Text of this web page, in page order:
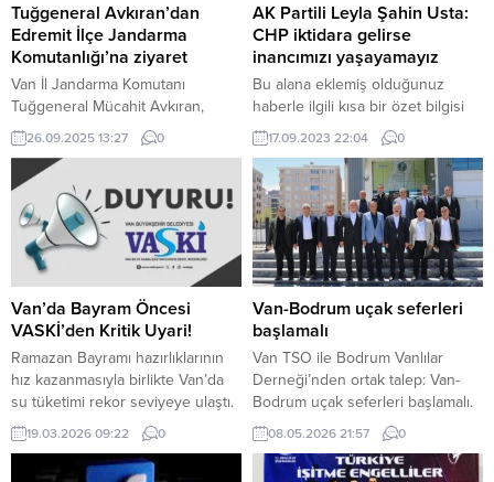
Tuğgeneral Avkıran’dan
Edremit İlçe Jandarma
Komutanlığı’na ziyaret
Van İl Jandarma Komutanı
Tuğgeneral Mücahit Avkıran,
Edremit İlçe Jandarma
Komutanlığını ziyaret ederek
çalışmalar hakkında bilgi aldı,
personelle bir araya gelip
başarılar diledi. Van İl Jandarma
Komutanı Tuğgeneral Mücahit
Avkıran, Edremit İlçe Jandarma
Komutanlığını ziyaret ederek
incelemelerde bulundu. Ziyarette,
ilçe jandarma personeli ile bir
araya gelen Tuğgeneral Avkıran,
yürütülen çalışmalar...
26.09.2025 13:27 0
AK Partili Leyla Şahin Usta:
CHP iktidara gelirse
inancımızı yaşayamayız
Bu alana eklemiş olduğunuz
haberle ilgili kısa bir özet bilgisi
ekleyebilirsiniz. Bu metin yazı
düzenleme sayfasında “Özet”
bölümünden eklenebilir. Özet
eklenmişse başlık altında kalın
olarak bu şekilde gösterilir,
eklenmemişse bu alan boş kalır.
17.09.2023 22:04 0
Van’da Bayram Öncesi
VASKİ’den Kritik Uyari!
Ramazan Bayramı hazırlıklarının
hız kazanmasıyla birlikte Van’da
su tüketimi rekor seviyeye ulaştı.
VASKİ, depoların yetersiz
kalmaması ve yüksek kesimlerde
kesinti yaşanmaması için
19.03.2026 09:22 0
Van-Bodrum uçak seferleri
başlamalı
Van TSO ile Bodrum Vanlılar
Derneği’nden ortak talep: Van-
Bodrum uçak seferleri başlamalı.
Bodrum Vanlılar Yardımlaşma ve
Dayanışma Derneği Başkanı İshak
Kalkanlı, Yönetim Kurulu Üyeleri
08.05.2026 21:57 0